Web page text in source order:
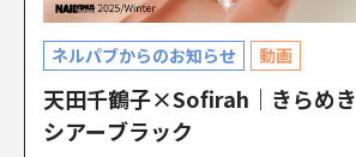
ネルパブからのお知らせ 動画
天田千鶴子×Sofirah｜きらめき
シアーブラック